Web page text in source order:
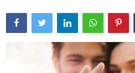
KOSOVA
LAJME NGA BOTA